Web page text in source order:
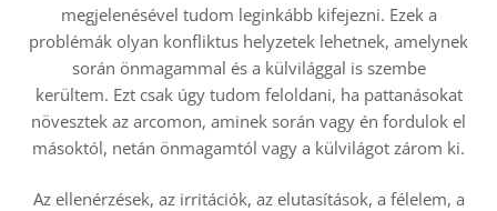
megjelenésével tudom leginkább kifejezni. Ezek a
problémák olyan konfliktus helyzetek lehetnek, amelynek
során önmagammal és a külvilággal is szembe
kerültem. Ezt csak úgy tudom feloldani, ha pattanásokat
növesztek az arcomon, aminek során vagy én fordulok el
másoktól, netán önmagamtól vagy a külvilágot zárom ki.
Az ellenérzések, az irritációk, az elutasítások, a félelem, a